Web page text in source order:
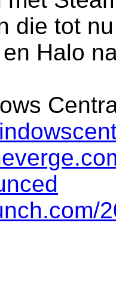
die tot
Halo